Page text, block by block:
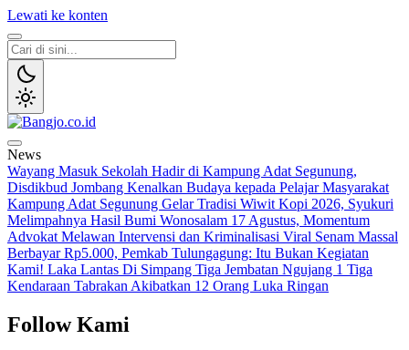
Lewati ke konten
Bangjo.co.id
Berani, Tegas, Terpercaya
News
Wayang Masuk Sekolah Hadir di Kampung Adat Segunung,
Disdikbud Jombang Kenalkan Budaya kepada PelajarMasyarakat
Kampung Adat Segunung Gelar Tradisi Wiwit Kopi 2026, Syukuri
Melimpahnya Hasil Bumi Wonosalam 17 Agustus, Momentum
Advokat Melawan Intervensi dan Kriminalisasi Viral Senam Massal
Berbayar Rp5.000, Pemkab Tulungagung: Itu Bukan Kegiatan
Kami! Laka Lantas Di Simpang Tiga Jembatan Ngujang 1 Tiga
Kendaraan Tabrakan Akibatkan 12 Orang Luka Ringan
Follow Kami